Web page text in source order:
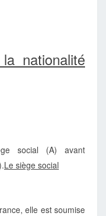
nationalité
social (A) avant
Le siège social
elle est soumise